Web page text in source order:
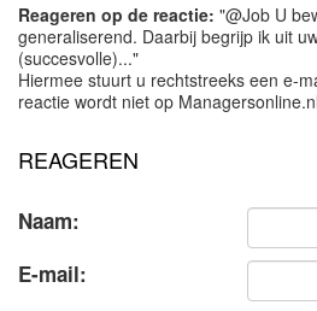
Reageren op de reactie: "@Job U
generaliserend. Daarbij begrijp ik uit
(succesvolle)..."
Hiermee stuurt u rechtstreeks een e-
reactie wordt niet op
REAGEREN
Naam:
E-mail: